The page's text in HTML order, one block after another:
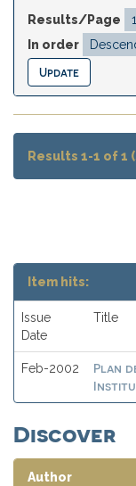
Results/Page
In order
Results 1-1 of 1
Item hits:
Issue
Date
Title
Feb-2002
Plan
Discover
Author